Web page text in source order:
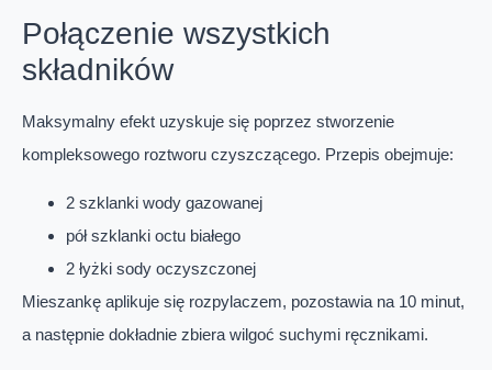
Połączenie wszystkich
składników
Maksymalny efekt uzyskuje się poprzez stworzenie
kompleksowego roztworu czyszczącego. Przepis obejmuje:
2 szklanki wody gazowanej
pół szklanki octu białego
2 łyżki sody oczyszczonej
Mieszankę aplikuje się rozpylaczem, pozostawia na 10 minut,
a następnie dokładnie zbiera wilgoć suchymi ręcznikami.